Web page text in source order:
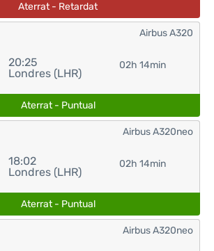
Aterrat - Retardat
20:25
Londres (LHR)
02h 14min
Airbus A320
Aterrat - Puntual
18:02
Londres (LHR)
02h 14min
Airbus A320neo
Aterrat - Puntual
Airbus A320neo